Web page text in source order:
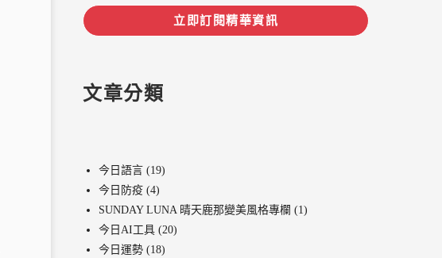
立即訂閱精華資訊
文章分類
今日語言 (19)
今日防疫 (4)
SUNDAY LUNA 晴天鹿那變美風格專欄 (1)
今日AI工具 (20)
今日運勢 (18)